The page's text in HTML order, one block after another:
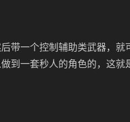
带一个控制辅助类武器，就
到一套秒人的角色的，这就